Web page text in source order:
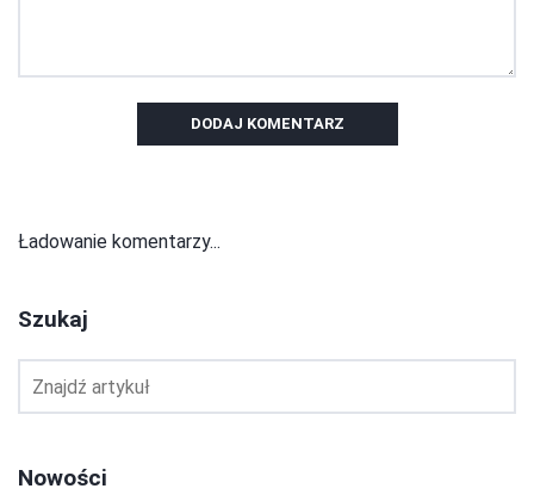
DODAJ KOMENTARZ
Ładowanie komentarzy...
Szukaj
Nowości